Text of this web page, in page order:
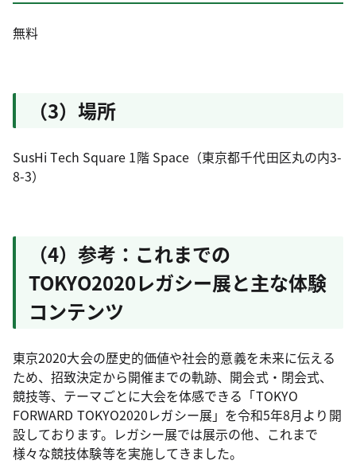
無料
（3）場所
SusHi Tech Square 1階 Space（東京都千代田区丸の内3-
8-3）
（4）参考：これまでの
TOKYO2020レガシー展と主な体験
コンテンツ
東京2020大会の歴史的価値や社会的意義を未来に伝える
ため、招致決定から開催までの軌跡、開会式・閉会式、
競技等、テーマごとに大会を体感できる「TOKYO
FORWARD TOKYO2020レガシー展」を令和5年8月より開
設しております。レガシー展では展示の他、これまで
様々な競技体験等を実施してきました。